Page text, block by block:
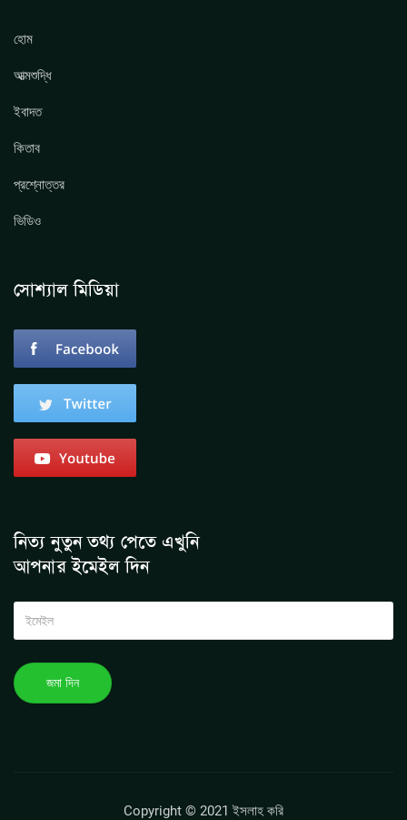
হোম
আত্মশুদ্ধি
ইবাদত
কিতাব
প্রশ্নোত্তর
ভিডিও
সোশ্যাল মিডিয়া
নিত্য নুতুন তথ্য পেতে এখুনি
আপনার ইমেইল দিন
Copyright © 2021 ইসলাহ করি